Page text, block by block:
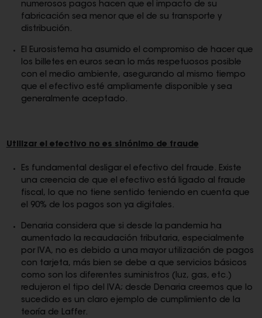
numerosos pagos hacen que el impacto de su
fabricación sea menor que el de su transporte y
distribución.
El Eurosistema ha asumido el compromiso de hacer que
los billetes en euros sean lo más respetuosos posible
con el medio ambiente, asegurando al mismo tiempo
que el efectivo esté ampliamente disponible y sea
generalmente aceptado.
Utilizar el efectivo no es sinónimo de fraude
Es fundamental desligar el efectivo del fraude. Existe
una creencia de que el efectivo está ligado al fraude
fiscal, lo que no tiene sentido teniendo en cuenta que
el 90% de los pagos son ya digitales.
Denaria considera que si desde la pandemia ha
aumentado la recaudación tributaria, especialmente
por IVA, no es debido a una mayor utilización de pagos
con tarjeta, más bien se debe a que servicios básicos
como son los diferentes suministros (luz, gas, etc.)
redujeron el tipo del IVA; desde Denaria creemos que lo
sucedido es un claro ejemplo de cumplimiento de la
teoría de Laffer.